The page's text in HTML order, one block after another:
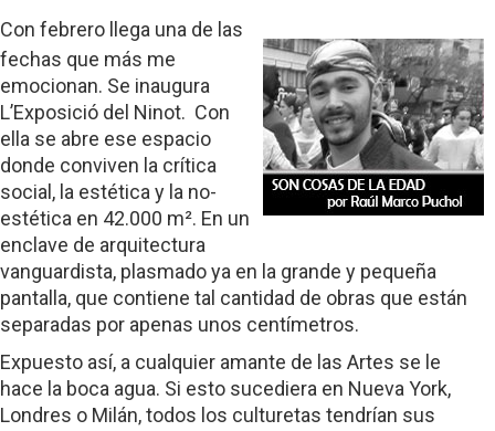
Con febrero llega una de las
fechas que más me
emocionan. Se inaugura
L’Exposició del Ninot. Con
ella se abre ese espacio
donde conviven la crítica
social, la estética y la no-
estética en 42.000 m². En un
enclave de arquitectura
vanguardista, plasmado ya en la grande y pequeña
pantalla, que contiene tal cantidad de obras que están
separadas por apenas unos centímetros.
Expuesto así, a cualquier amante de las Artes se le
hace la boca agua. Si esto sucediera en Nueva York,
Londres o Milán, todos los culturetas tendrían sus